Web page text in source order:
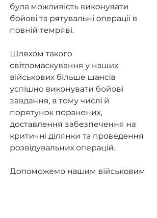
була можливість виконувати
бойові та рятувальні операції в
повній темряві.
Шляхом такого
світломаскування у наших
військових більше шансів
успішно виконувати бойові
завдання, в тому числі й
порятунок поранених,
доставлення забезпечення на
критичні ділянки та проведення
розвідувальних операцій.
Допоможемо нашим військовим